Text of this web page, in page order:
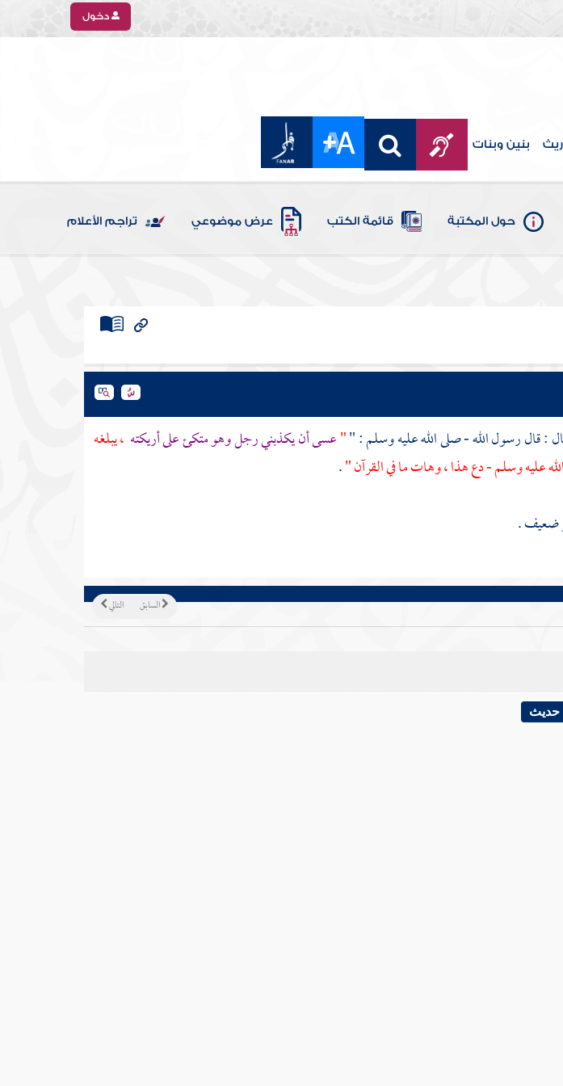
دخول
بنين وبنات
حول المكتبة قائمة الكتب عرض موضوعي تراجم الأعلام
: قال رسول الله - صلى الله عليه وسلم : ""عسى أن يكذبني رجل وهو متكئ على أريكته ، يبلغه
عليه وسلم - دع هذا ، وهات ما في القرآن ".
ضعيف .
التالي السابق
حديث